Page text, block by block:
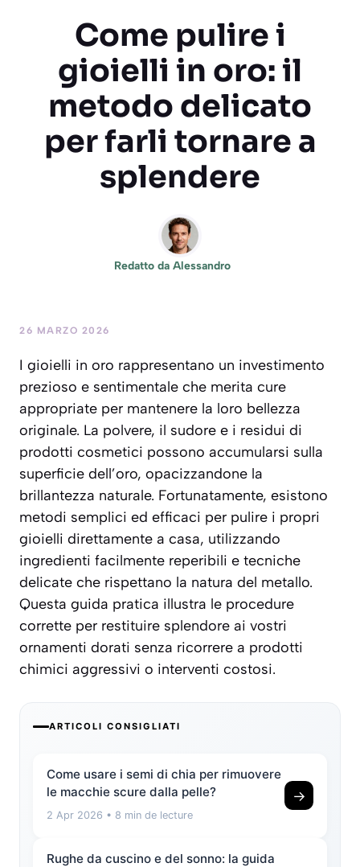
Come pulire i
gioielli in oro: il
metodo delicato
per farli tornare a
splendere
Redatto da Alessandro
26 MARZO 2026
I gioielli in oro rappresentano un investimento
prezioso e sentimentale che merita cure
appropriate per mantenere la loro bellezza
originale. La polvere, il sudore e i residui di
prodotti cosmetici possono accumularsi sulla
superficie dell’oro, opacizzandone la
brillantezza naturale. Fortunatamente, esistono
metodi semplici ed efficaci per pulire i propri
gioielli direttamente a casa, utilizzando
ingredienti facilmente reperibili e tecniche
delicate che rispettano la natura del metallo.
Questa guida pratica illustra le procedure
corrette per restituire splendore ai vostri
ornamenti dorati senza ricorrere a prodotti
chimici aggressivi o interventi costosi.
ARTICOLI CONSIGLIATI
Come usare i semi di chia per rimuovere
le macchie scure dalla pelle?
2 Apr 2026 • 8 min de lecture
→
Rughe da cuscino e del sonno: la guida